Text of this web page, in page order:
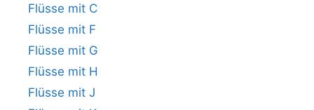
Flüsse mit C
Flüsse mit F
Flüsse mit G
Flüsse mit H
Flüsse mit J